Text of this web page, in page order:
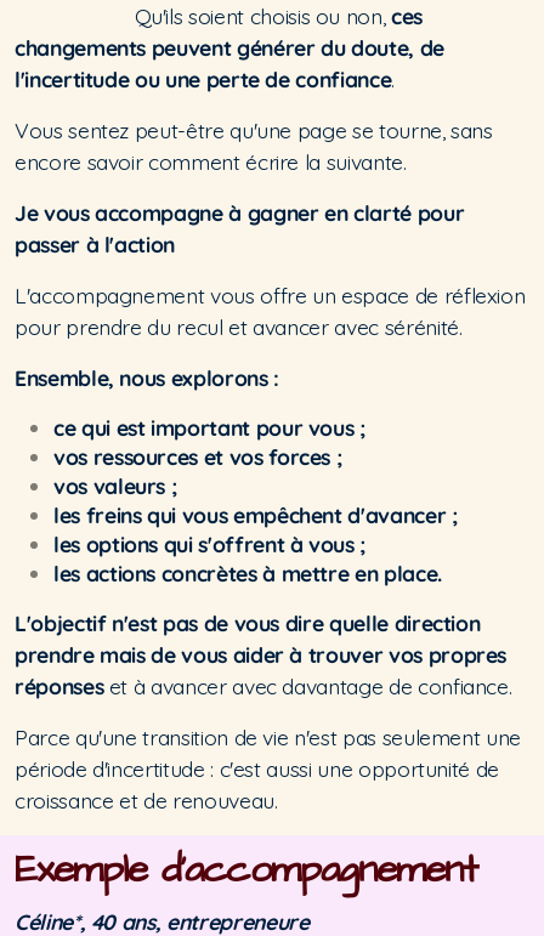
Qu'ils soient choisis ou non, ces
changements peuvent générer du doute, de
l'incertitude ou une perte de confiance.
Vous sentez peut-être qu'une page se tourne, sans
encore savoir comment écrire la suivante.
Je vous accompagne à gagner en clarté pour
passer à l'action
L'accompagnement vous offre un espace de réflexion
pour prendre du recul et avancer avec sérénité.
Ensemble, nous explorons :
ce qui est important pour vous ;
vos ressources et vos forces ;
vos valeurs ;
les freins qui vous empêchent d'avancer ;
les options qui s'offrent à vous ;
les actions concrètes à mettre en place.
L'objectif n'est pas de vous dire quelle direction
prendre mais de vous aider à trouver vos propres
réponseset à avancer avec davantage de confiance.
Parce qu'une transition de vie n'est pas seulement une
période d'incertitude : c'est aussi une opportunité de
croissance et de renouveau.
Exemple d'accompagnement
Céline*, 40 ans, entrepreneure